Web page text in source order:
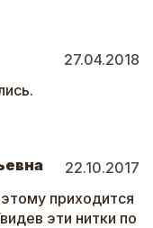
27.04.2018
22.10.2017
приходится
эти нитки по